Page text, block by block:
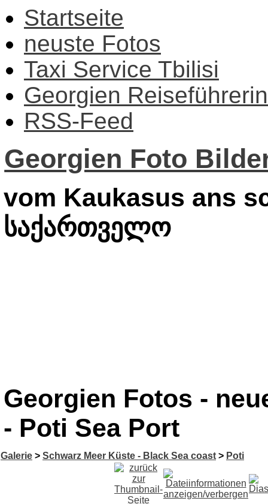
Startseite
neuste Fotos
Taxi Service Tbilisi
Georgien Reiseführerin
RSS-Feed
Georgien Foto
vom Kaukasus ans
საქართველო
Georgien Fotos -
- Poti Sea Port
Galerie > Schwarz Meer Küste - Black Sea coast > Poti